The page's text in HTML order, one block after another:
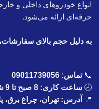
انواع خودروهای داخلی و
حرفه‌ای ارائه می‌شود.
به دلیل حجم بالای
📞تماس: 09011739056
🕗 ساعت کاری: 8 صبح تا 9 شب
📍
آدرس: تهران، چراغ برق،